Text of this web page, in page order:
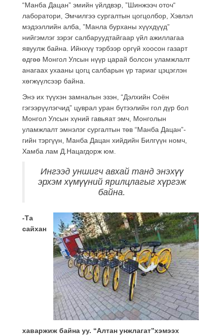
“Манба Дацан” эмийн үйлдвэр, ”Шинжээч оточ“
лаборатори, Эмчилгээ сургалтын цогцолбор, Хэвлэл
мэдээллийн алба, ”Манла бурханы хүүхдүүд”
нийгэмлэг зэрэг салбаруудтайгаар үйл ажиллагаа
явуулж байна. Ийнхүү тэрбээр оргүй хоосон газарт
өдгөө Монгол Улсын нүүр царай болсон уламжлалт
анагаах ухааны цогц салбарын үр тариаг цэцэглэн
хөгжүүлсээр байна.
Энэ их түүхэн замналын эзэн, “Дэлхийн Соён
гэгээрүүлэгчид” цуврал уран бүтээлийн гол дүр бол
Монгол Улсын хүний гавьяат эмч, Монголын
уламжлалт эмнэлэг сургалтын төв “Манба Дацан”-
гийн тэргүүн, Манба Дацан хийдийн Билгүүн номч,
Хамба лам Д.Нацагдорж юм.
Ингээд уншигч авхай танд энэхүү
эрхэм хүмүүний ярилцлагыг хүргэж
байна.
-Та
сайхан
хаваржиж байна уу. “Алтан унжлагат”хэмээх